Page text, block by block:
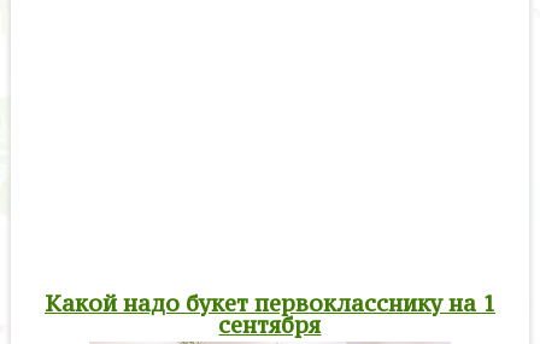
Какой надо букет первокласснику на 1
сентября